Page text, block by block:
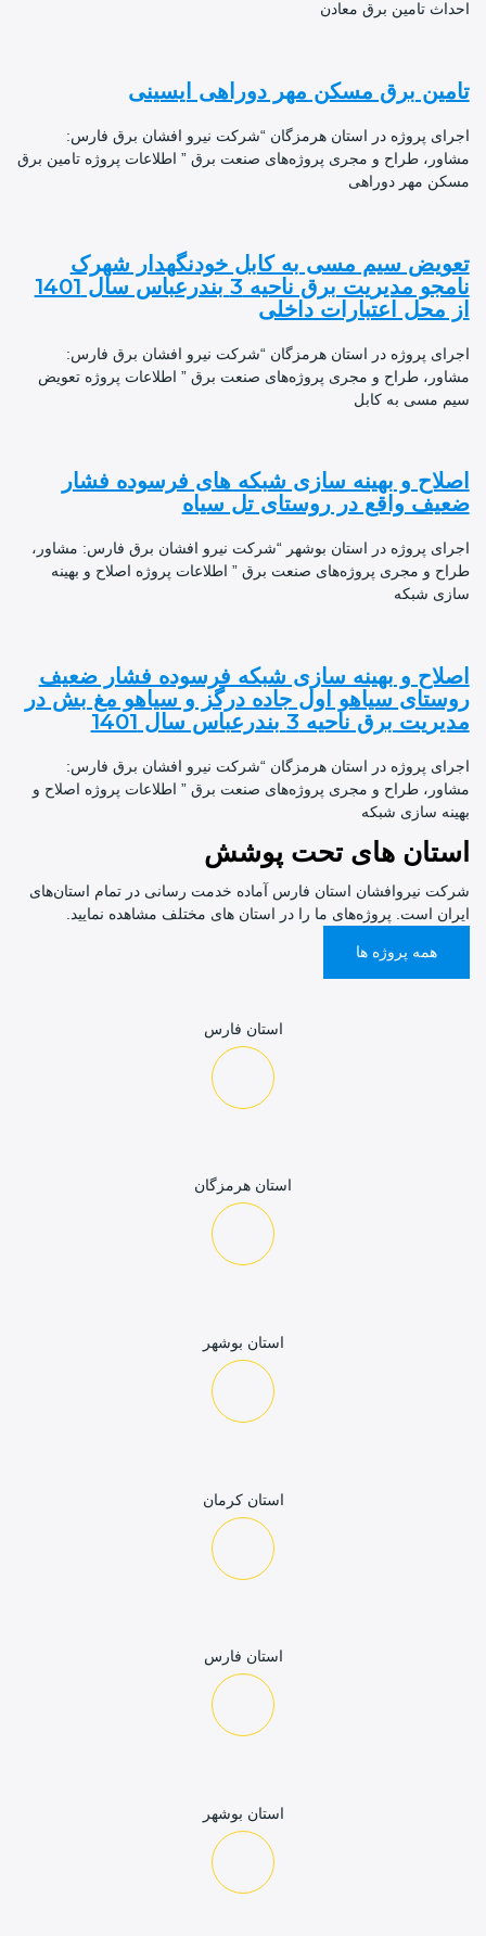
تامین برق معادن
برق مسکن مهر دوراهی ایسینی
پروژه در استان هرمزگان “شرکت نیرو افشان برق فارس:
طراح و مجری پروژه‌های صنعت برق ” اطلاعات پروژه تامین برق
مهر دوراهی
سیم مسی به کابل خودنگهدار شهرک
نامجو مدیریت برق ناحیه 3 بندرعباس سال 1401
اعتبارات داخلی
پروژه در استان هرمزگان “شرکت نیرو افشان برق فارس:
طراح و مجری پروژه‌های صنعت برق ” اطلاعات پروژه تعویض
مسی به کابل
و بهینه سازی شبکه های فرسوده فشار
واقع در روستای تل سیاه
پروژه در استان بوشهر “شرکت نیرو افشان برق فارس: مشاور،
و مجری پروژه‌های صنعت برق ” اطلاعات پروژه اصلاح و بهینه
شبکه
و بهینه سازی شبکه فرسوده فشار ضعیف
سیاهو اول جاده درگز و سیاهو مغ بش در
برق ناحیه 3 بندرعباس سال 1401
پروژه در استان هرمزگان “شرکت نیرو افشان برق فارس:
طراح و مجری پروژه‌های صنعت برق ” اطلاعات پروژه اصلاح و
سازی شبکه
های تحت پوشش
نیروافشان استان فارس آماده خدمت رسانی در تمام استان‌های
است. پروژه‌های ما را در استان های مختلف مشاهده نمایید.
همه پروژه ها
استان فارس
استان هرمزگان
استان بوشهر
استان کرمان
استان فارس
استان بوشهر